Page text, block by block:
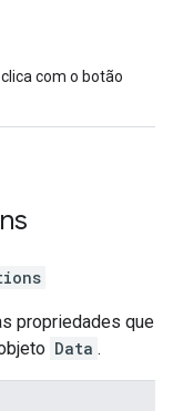
com o botão
propriedades que
Data .